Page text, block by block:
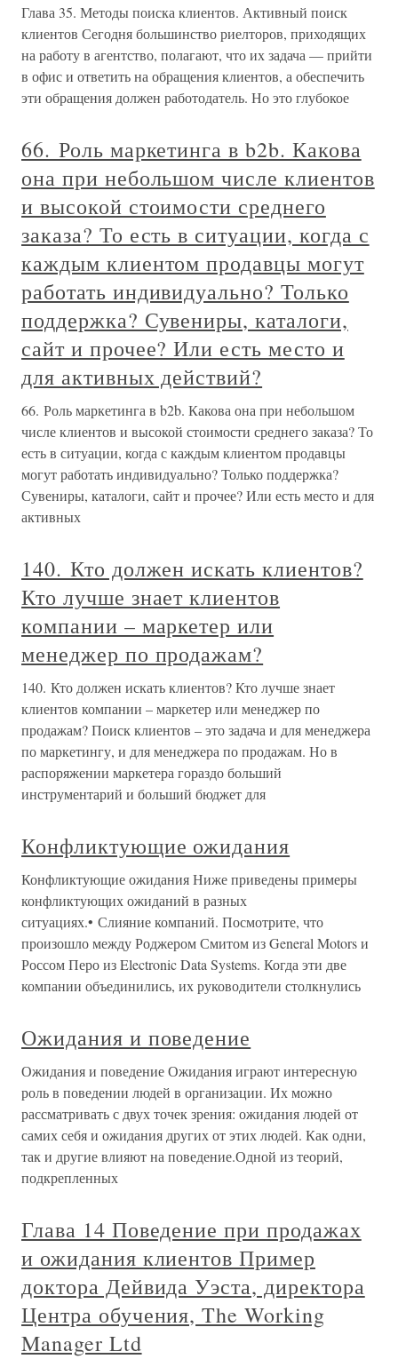
Глава 35. Методы поиска клиентов. Активный поиск
клиентов Сегодня большинство риелторов, приходящих
на работу в агентство, полагают, что их задача — прийти
в офис и ответить на обращения клиентов, а обеспечить
эти обращения должен работодатель. Но это глубокое
66. Роль маркетинга в b2b. Какова
она при небольшом числе клиентов
и высокой стоимости среднего
заказа? То есть в ситуации, когда с
каждым клиентом продавцы могут
работать индивидуально? Только
поддержка? Сувениры, каталоги,
сайт и прочее? Или есть место и
для активных действий?
66. Роль маркетинга в b2b. Какова она при небольшом
числе клиентов и высокой стоимости среднего заказа? То
есть в ситуации, когда с каждым клиентом продавцы
могут работать индивидуально? Только поддержка?
Сувениры, каталоги, сайт и прочее? Или есть место и для
активных
140. Кто должен искать клиентов?
Кто лучше знает клиентов
компании – маркетер или
менеджер по продажам?
140. Кто должен искать клиентов? Кто лучше знает
клиентов компании – маркетер или менеджер по
продажам? Поиск клиентов – это задача и для менеджера
по маркетингу, и для менеджера по продажам. Но в
распоряжении маркетера гораздо больший
инструментарий и больший бюджет для
Конфликтующие ожидания
Конфликтующие ожидания Ниже приведены примеры
конфликтующих ожиданий в разных
ситуациях.• Слияние компаний. Посмотрите, что
произошло между Роджером Смитом из General Motors и
Россом Перо из Electronic Data Systems. Когда эти две
компании объединились, их руководители столкнулись
Ожидания и поведение
Ожидания и поведение Ожидания играют интересную
роль в поведении людей в организации. Их можно
рассматривать с двух точек зрения: ожидания людей от
самих себя и ожидания других от этих людей. Как одни,
так и другие влияют на поведение.Одной из теорий,
подкрепленных
Глава 14 Поведение при продажах
и ожидания клиентов Пример
доктора Дейвида Уэста, директора
Центра обучения, The Working
Manager Ltd